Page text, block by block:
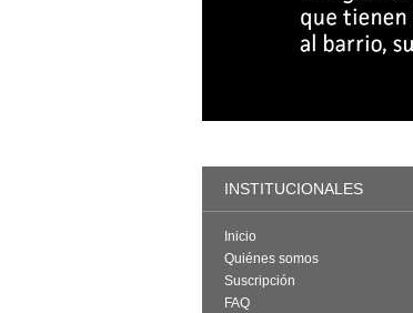
INSTITUCIONALES
Inicio
Quiénes somos
Suscripción
FAQ